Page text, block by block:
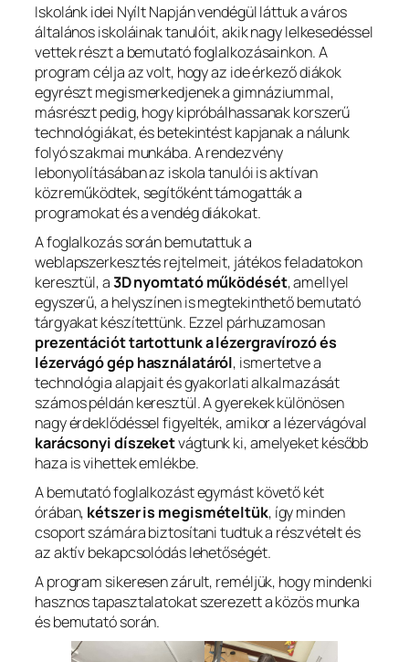
Iskolánk idei Nyílt Napján vendégül láttuk a város
általános iskoláinak tanulóit, akik nagy lelkesedéssel
vettek részt a bemutató foglalkozásainkon. A
program célja az volt, hogy az ide érkező diákok
egyrészt megismerkedjenek a gimnáziummal,
másrészt pedig, hogy kipróbálhassanak korszerű
technológiákat, és betekintést kapjanak a nálunk
folyó szakmai munkába. A rendezvény
lebonyolításában az iskola tanulói is aktívan
közreműködtek, segítőként támogatták a
programokat és a vendég diákokat.
A foglalkozás során bemutattuk a
weblapszerkesztés rejtelmeit, játékos feladatokon
keresztül, a3D nyomtató működését, amellyel
egyszerű, a helyszínen is megtekinthető bemutató
tárgyakat készítettünk. Ezzel párhuzamosan
prezentációt tartottunk a lézergravírozó és
lézervágó gép használatáról, ismertetve a
technológia alapjait és gyakorlati alkalmazását
számos példán keresztül. A gyerekek különösen
nagy érdeklődéssel figyelték, amikor a lézervágóval
karácsonyi díszeketvágtunk ki, amelyeket később
haza is vihettek emlékbe.
A bemutató foglalkozást egymást követő két
órában, kétszer is megismételtük, így minden
csoport számára biztosítani tudtuk a részvételt és
az aktív bekapcsolódás lehetőségét.
A program sikeresen zárult, reméljük, hogy mindenki
hasznos tapasztalatokat szerezett a közös munka
és bemutató során.